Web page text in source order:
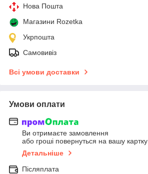
Нова Пошта
Магазини Rozetka
Укрпошта
Самовивіз
Всі умови доставки
Умови оплати
Ви отримаєте замовлення
або гроші повернуться на вашу картку
Детальніше
Післяплата